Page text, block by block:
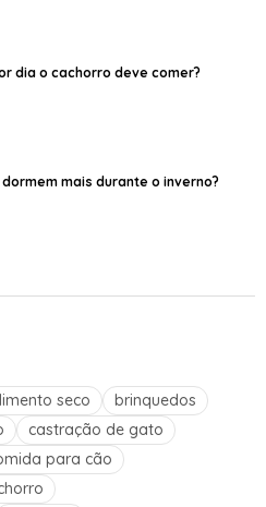
dia o cachorro deve comer?
mais durante o inverno?
seco
brinquedos
castração de gato
para cão